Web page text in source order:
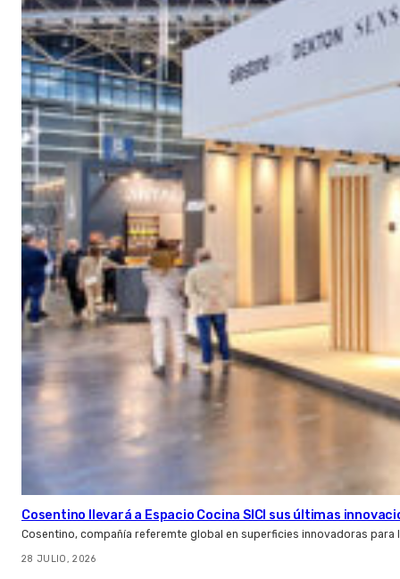
Cosentino llevará a Espacio Cocina SICI sus últimas
Cosentino, compañía referemte global en superficies innovadoras
28 JULIO, 2026